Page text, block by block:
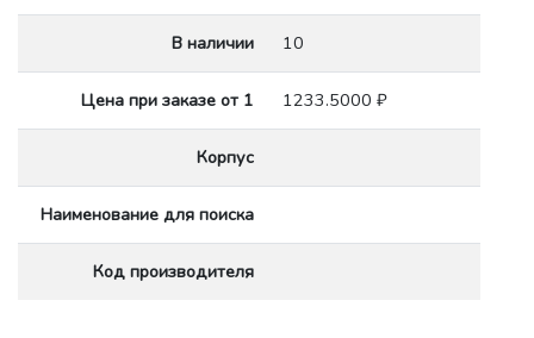
В наличии 10
Цена при заказе от 1 1233.5000 ₽
Корпус
Наименование для поиска
Код производителя